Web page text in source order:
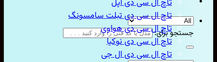
جستجو برای:
تاچ ال سی دی اپل
تاچ ال سی دی تبلت سامسونگ
تاچ ال سی دی هواوی
تاچ ال سی دی نوکیا
تاچ ال سی دی ال جی